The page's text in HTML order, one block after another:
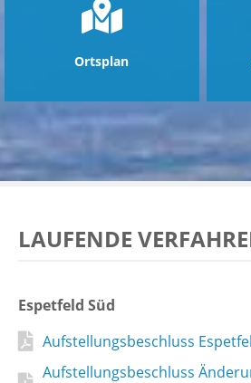
Ortsplan
LAUFENDE
Espetfeld Süd
Aufstellungsbeschluss
Aufstellungsbeschluss